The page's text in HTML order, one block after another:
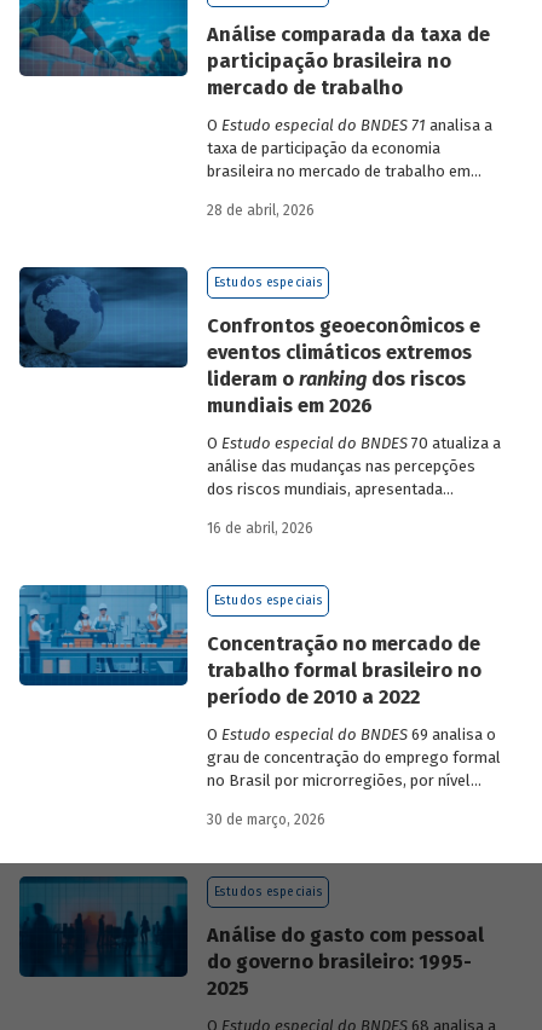
Análise comparada da taxa de
participação brasileira no
mercado de trabalho
O Estudo especial do BNDES 71 analisa a
taxa de participação da economia
brasileira no mercado de trabalho em
países de diferentes continentes e
28 de abril, 2026
Estudos especiais
Confrontos geoeconômicos e
eventos climáticos extremos
lideram o ranking dos riscos
mundiais em 2026
O Estudo especial do BNDES70 atualiza a
análise das mudanças nas percepções
dos riscos mundiais, apresentada
dos relatórios Global Risks Report (GRR)
mundiais para o ano em curso e para dois
16 de abril, 2026
Estudos especiais
Concentração no mercado de
trabalho formal brasileiro no
período de 2010 a 2022
O Estudo especial do BNDES69 analisa o
grau de concentração do emprego formal
no Brasil por microrregiões, por nível
setores, entre 2010 e 2022.
30 de março, 2026
Estudos especiais
Análise do gasto com pessoal
do governo brasileiro: 1995-
2025
O Estudo especial do BNDES68 analisa a